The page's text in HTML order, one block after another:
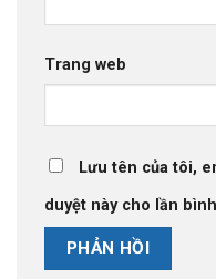
Trang web
Lưu tên của tôi,
duyệt này cho lần